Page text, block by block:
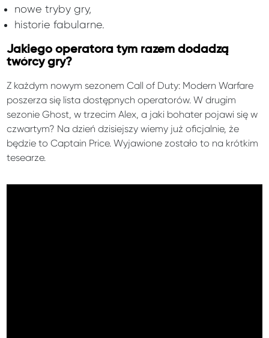
nowe tryby gry,
historie fabularne.
Jakiego operatora tym razem dodadzą
twórcy gry?
Z każdym nowym sezonem Call of Duty: Modern Warfare
poszerza się lista dostępnych operatorów. W drugim
sezonie Ghost, w trzecim Alex, a jaki bohater pojawi się w
czwartym? Na dzień dzisiejszy wiemy już oficjalnie, że
będzie to Captain Price. Wyjawione zostało to na krótkim
tesearze.